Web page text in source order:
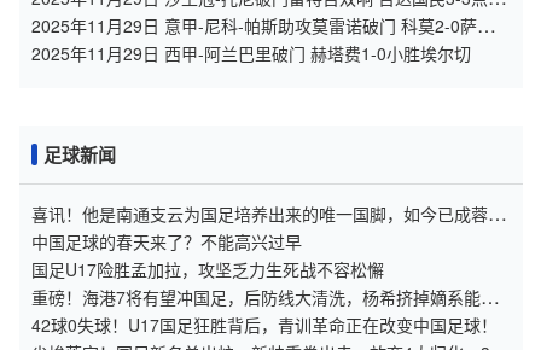
5-4胡拜尔库迪西亚
2025年11月29日 意甲-尼科-帕斯助攻莫雷诺破门 科莫2-0萨索洛
12场不败
2025年11月29日 西甲-阿兰巴里破门 赫塔费1-0小胜埃尔切
足球新闻
喜讯！他是南通支云为国足培养出来的唯一国脚，如今已成蓉城
核心
中国足球的春天来了？不能高兴过早
国足U17险胜孟加拉，攻坚乏力生死战不容松懈
重磅！海港7将有望冲国足，后防线大清洗，杨希挤掉嫡系能成
主力？
42球0失球！U17国足狂胜背后，青训革命正在改变中国足球！